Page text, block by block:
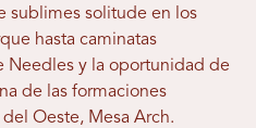
sublimes solitude en los
hasta caminatas
Needles y la oportunidad de
de las formaciones
Oeste, Mesa Arch.